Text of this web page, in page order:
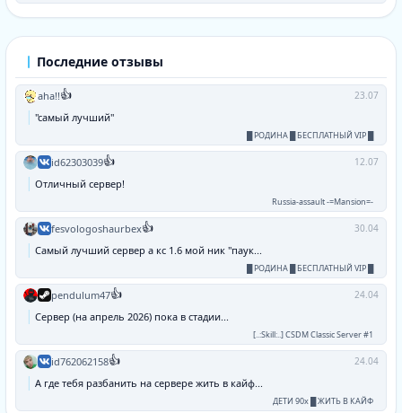
Последние отзывы
aha!!👍 23.07
"самый лучший"
█ РОДИНА █ БЕСПЛАТНЫЙ VIP █
id62303039👍 12.07
Отличный сервер!
Russia-assault -=Mansion=-
fesvologoshaurbex👍 30.04
Самый лучший сервер а кс 1.6 мой ник "паук...
█ РОДИНА █ БЕСПЛАТНЫЙ VIP █
pendulum47👍 24.04
Сервер (на апрель 2026) пока в стадии...
[..:Skill:..] CSDM Classic Server #1
id762062158👍 24.04
А где тебя разбанить на сервере жить в кайф...
ДЕТИ 90х █ ЖИТЬ В КАЙФ